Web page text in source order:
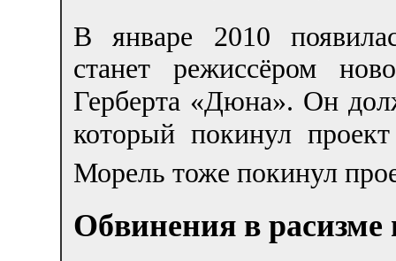
В январе 2010
станет режиссёром
Герберта «Дюна». Он
который покинул
Морель тоже покинул
Обвинения в